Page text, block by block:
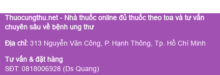
Thuocungthu.net - Nhà thuốc online đủ thuốc theo toa và tư vấn
chuyên sâu về bệnh ung thư
Địa chỉ: 313 Nguyễn Văn Công, P. Hạnh Thông, Tp. Hồ Chí Minh
Tư vấn & đặt hàng
SĐT: 0818006928 (Ds Quang)